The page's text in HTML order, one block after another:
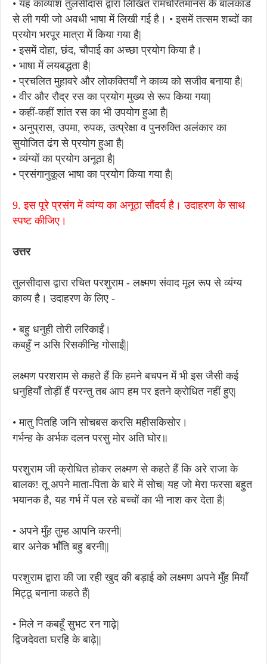
• यह काव्यांश तुलसीदास द्वारा लिखित रामचरितमानस के बालकांड
से ली गयी जो अवधी भाषा में लिखी गई है। • इसमें तत्सम शब्दों का
प्रयोग भरपूर मात्रा में किया गया है|
• इसमें दोहा, छंद, चौपाई का अच्छा प्रयोग किया है।
• भाषा में लयबद्धता है|
• प्रचलित मुहावरे और लोकक्तियाँ ने काव्य को सजीव बनाया है|
• वीर और रौद्र रस का प्रयोग मुख्य से रूप किया गया|
• कहीं-कहीं शांत रस का भी उपयोग हुआ है|
• अनुप्रास, उपमा, रुपक, उत्प्रेक्षा व पुनरुक्ति अलंकार का
सुयोजित ढंग से प्रयोग हुआ है|
• व्यंग्यों का प्रयोग अनूठा है|
• प्रसंगानुकूल भाषा का प्रयोग किया गया है|
9. इस पूरे प्रसंग में व्यंग्य का अनूठा सौंदर्य है। उदाहरण के साथ
स्पष्ट कीजिए।
उत्तर
तुलसीदास द्वारा रचित परशुराम - लक्ष्मण संवाद मूल रूप से व्यंग्य
काव्य है। उदाहरण के लिए -
• बहु धनुही तोरी लरिकाईं।
कबहुँ न असि रिसकीन्हि गोसाईं||
लक्ष्मण परशराम से कहते हैं कि हमने बचपन में भी इस जैसी कई
धनुहियाँ तोड़ीं हैं परन्तु तब आप हम पर इतने क्रोधित नहीं हुए|
• मातु पितहि जनि सोचबस करसि महीसकिसोर।
गर्भन्ह के अर्भक दलन परसु मोर अति घोर॥
परशुराम जी क्रोधित होकर लक्ष्मण से कहते हैं कि अरे राजा के
बालक! तू अपने माता-पिता के बारे में सोच| यह जो मेरा फरसा बहुत
भयानक है, यह गर्भ में पल रहे बच्चों का भी नाश कर देता है|
• अपने मुँह तुम्ह आपनि करनी|
बार अनेक भाँति बहु बरनी||
परशुराम द्वारा की जा रही खुद की बड़ाई को लक्ष्मण अपने मुँह मियाँ
मिट्ठू बनाना कहते हैं|
• मिले न कबहूँ सुभट रन गाढ़े|
द्विजदेवता घरहि के बाढ़े||